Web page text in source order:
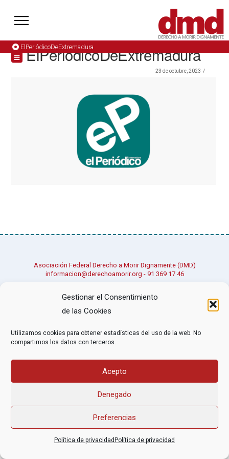
Gestionar el Consentimiento
de las Cookies
Utilizamos cookies para obtener estadísticas del uso de la web. No
compartimos los datos con terceros.
Acepto
Denegado
Preferencias
Política de privacidad Política de privacidad
ElPeriódicoDeExtremadura
ElPeriódicoDeExtremadura
23 de octubre, 2023
Asociación Federal Derecho a Morir Dignamente (DMD)
informacion@derechoamorir.org - 91 369 17 46